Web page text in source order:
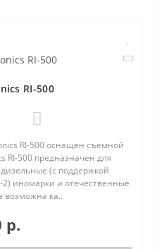
RI-500
RI-500 оснащен съемной
500 предназначен для
(с поддержкой
2) иномарки и отечественные
возможна ка..
р.